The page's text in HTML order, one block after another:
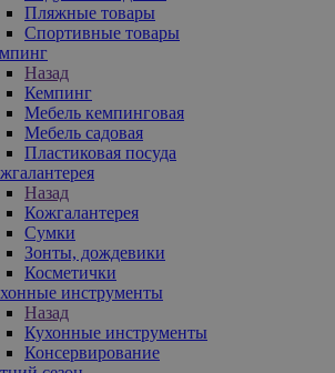
Пляжные товары
Спортивные товары
Назад
Кемпинг
Мебель кемпинговая
Мебель садовая
Пластиковая посуда
Назад
Кожгалантерея
Сумки
Зонты, дождевики
Косметички
инструменты
Назад
Кухонные инструменты
Консервирование